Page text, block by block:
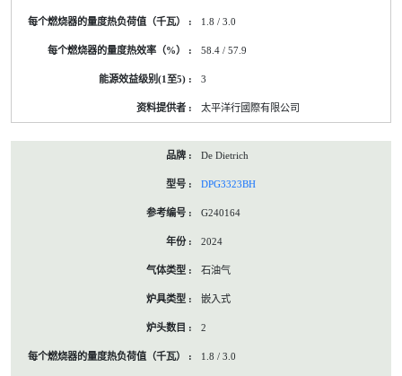
1.8 / 3.0
58.4 / 57.9
3
太平洋行國際有限公司
De Dietrich
DPG3323BH
G240164
2024
石油气
嵌入式
2
1.8 / 3.0